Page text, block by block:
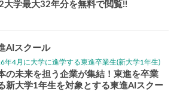
ランキング 現役合格